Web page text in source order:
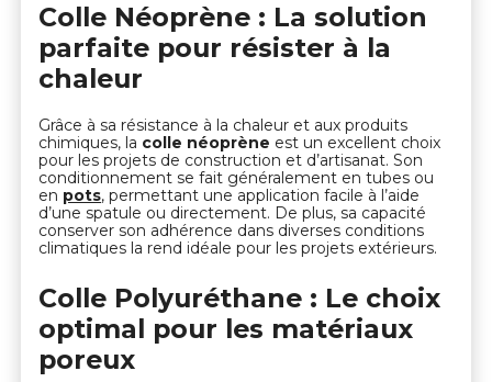
Colle Néoprène : La solution
parfaite pour résister à la
chaleur
Grâce à sa résistance à la chaleur et aux produits
chimiques, la colle néoprène est un excellent choix
pour les projets de construction et d’artisanat. Son
conditionnement se fait généralement en tubes ou
en pots, permettant une application facile à l’aide
d’une spatule ou directement. De plus, sa capacité
conserver son adhérence dans diverses conditions
climatiques la rend idéale pour les projets extérieurs.
Colle Polyuréthane : Le choix
optimal pour les matériaux
poreux